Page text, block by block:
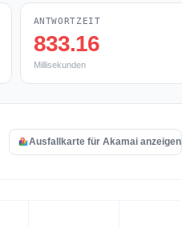
ANTWORTZEIT
833.16
Millisekunden
Ausfallkarte für Akamai anzeigen